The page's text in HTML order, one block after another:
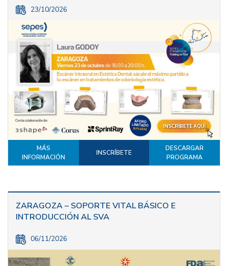
23/10/2026
MÁS
INFORMACIÓN
INSCRÍBETE
DESCARGAR
PROGRAMA
ZARAGOZA – SOPORTE VITAL BÁSICO E
INTRODUCCIÓN AL SVA
06/11/2026